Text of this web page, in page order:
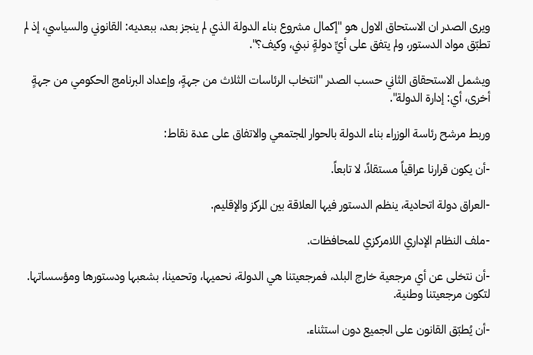
ويرى الصدر ان الاستحاق الاول هو "إكمال مشروع بناء الدولة الذي لم ينجز بعد، ببعديه: القانوني والسياسي، إذ لم
تطبّق مواد الدستور، ولم يتفق على أيِّ دولةٍ نبني، وكيف؟".
ويشمل الاستحقاق الثاني حسب الصدر "انتخاب الرئاسات الثلاث من جهةٍ، وإعداد البرنامج الحكومي من جهةٍ
أخرى، أي: إدارة الدولة".
وربط مرشح رئاسة الوزراء بناء الدولة بالحوار المجتمعي والاتفاق على عدة نقاط:
-أن يكون قرارنا عراقياً مستقلاً، لا تابعاً.
-العراق دولة اتحادية، ينظم الدستور فيها العلاقة بين المركز والإقليم.
-ملف النظام الإداري اللامركزي للمحافظات.
-أن نتخلى عن أي مرجعية خارج البلد، فمرجعيتنا هي الدولة، نحميها، وتحمينا، بشعبها ودستورها ومؤسساتها.
لتكون مرجعيتنا وطنية.
-أن يُطبّق القانون على الجميع دون استثناء.